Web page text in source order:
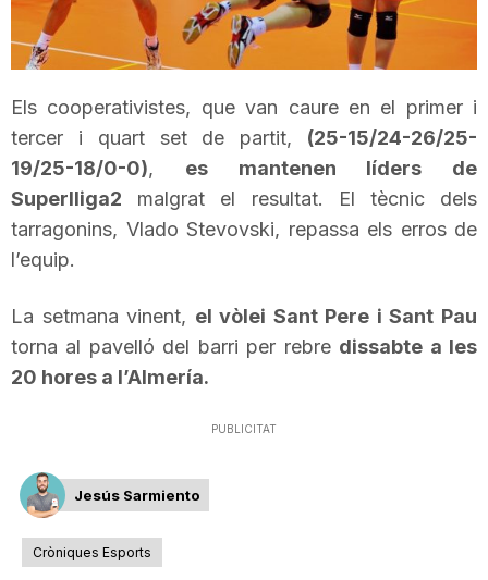
a
r
g
o
a
Els cooperativistes, que van caure en el primer i
tercer i quart set de partit, (25-15/24-26/25-
19/25-18/0-0), es mantenen líders de
Superlliga2 malgrat el resultat. El tècnic dels
tarragonins, Vlado Stevovski, repassa els erros de
l’equip.
La setmana vinent, el vòlei Sant Pere i Sant Pau
torna al pavelló del barri per rebre dissabte a les
20 hores a l’Almería.
PUBLICITAT
Jesús Sarmiento
Cròniques Esports